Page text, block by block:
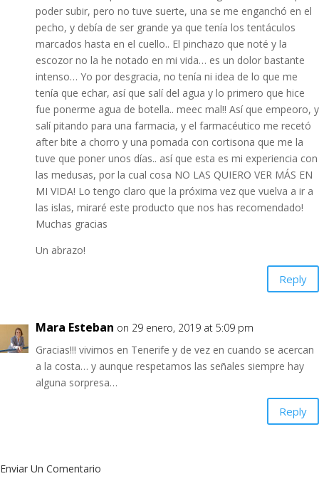
poder subir, pero no tuve suerte, una se me enganchó en el
pecho, y debía de ser grande ya que tenía los tentáculos
marcados hasta en el cuello.. El pinchazo que noté y la
escozor no la he notado en mi vida… es un dolor bastante
intenso… Yo por desgracia, no tenía ni idea de lo que me
tenía que echar, así que salí del agua y lo primero que hice
fue ponerme agua de botella.. meec mal!! Así que empeoro, y
salí pitando para una farmacia, y el farmacéutico me recetó
after bite a chorro y una pomada con cortisona que me la
tuve que poner unos días.. así que esta es mi experiencia con
las medusas, por la cual cosa NO LAS QUIERO VER MÁS EN
MI VIDA! Lo tengo claro que la próxima vez que vuelva a ir a
las islas, miraré este producto que nos has recomendado!
Muchas gracias
Un abrazo!
Reply
Mara Esteban on 29 enero, 2019 at 5:09 pm
Gracias!!! vivimos en Tenerife y de vez en cuando se acercan
a la costa… y aunque respetamos las señales siempre hay
alguna sorpresa…
Reply
Enviar Un Comentario